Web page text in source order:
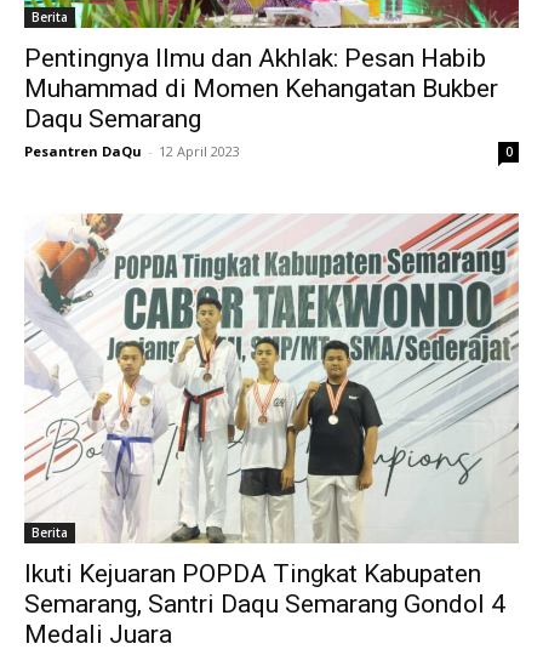
Berita
Pentingnya Ilmu dan Akhlak: Pesan Habib
Muhammad di Momen Kehangatan Bukber
Daqu Semarang
Pesantren DaQu - 12 April 2023 0
Berita
Ikuti Kejuaran POPDA Tingkat Kabupaten
Semarang, Santri Daqu Semarang Gondol 4
Medali Juara